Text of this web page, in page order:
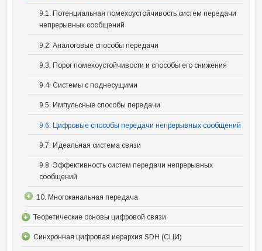
9.1. Потенциальная помехоустойчивость систем передачи
непрерывных сообщений
9.2. Аналоговые способы передачи
9.3. Порог помехоустойчивости и способы его снижения
9.4. Системы с поднесущими
9.5. Импульсные способы передачи
9.6. Цифровые способы передачи непрерывных сообщений
9.7. Идеальная система связи
9.8. Эффективность систем передачи непрерывных
сообщений
10. Многоканальная передача
Теоретические основы цифровой связи
Синхронная цифровая иерархия SDH (СЦИ)